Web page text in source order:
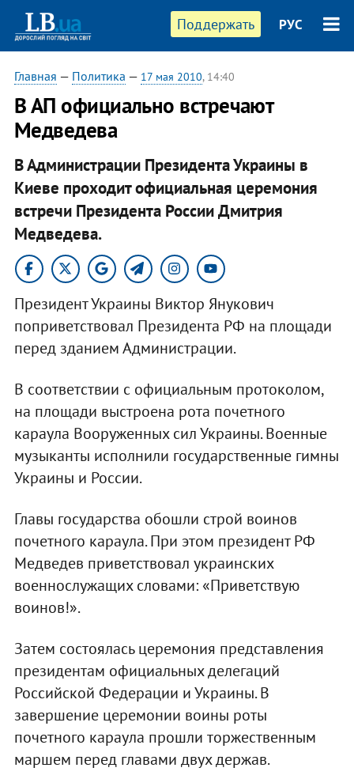
Поддержать РУС
Главная — Политика — 17 мая 2010, 14:40
В АП официально встречают
Медведева
В Администрации Президента Украины в
Киеве проходит официальная церемония
встречи Президента России Дмитрия
Медведева.
Президент Украины Виктор Янукович
поприветствовал Президента РФ на площади
перед зданием Администрации.
В соответствии с официальным протоколом,
на площади выстроена рота почетного
караула Вооруженных сил Украины. Военные
музыканты исполнили государственные гимны
Украины и России.
Главы государства обошли строй воинов
почетного караула. При этом президент РФ
Медведев приветствовал украинских
военнослужащих словами: «Приветствую
воинов!».
Затем состоялась церемония представления
президентам официальных делегаций
Российской Федерации и Украины. В
завершение церемонии воины роты
почетного караула прошли торжественным
маршем перед главами двух держав.